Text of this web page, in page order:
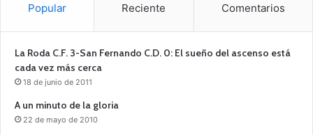
Popular Reciente Comentarios
La Roda C.F. 3-San Fernando C.D. 0: El sueño del ascenso está
cada vez más cerca
18 de junio de 2011
A un minuto de la gloria
22 de mayo de 2010